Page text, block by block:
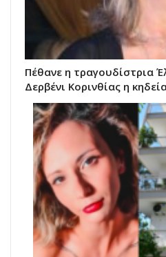
Πέθανε η τραγουδίστρια
Δερβένι Κορινθίας η